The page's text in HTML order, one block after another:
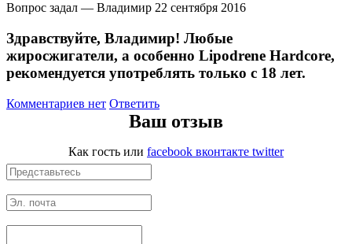
НАЗАД
Сывороточный протеин
Многокомпонентный и яичный протеин
Растительный протеин
Снижение веса
Вопрос задал — Владимир 22 сентября 2016
Здравствуйте, Владимир! Любые
жиросжигатели, а особенно Lipodrene Hardcore,
рекомендуется употреблять только с 18 лет.
Комментариев нет Ответить
Ваш отзыв
Как гость или facebook вконтакте twitter